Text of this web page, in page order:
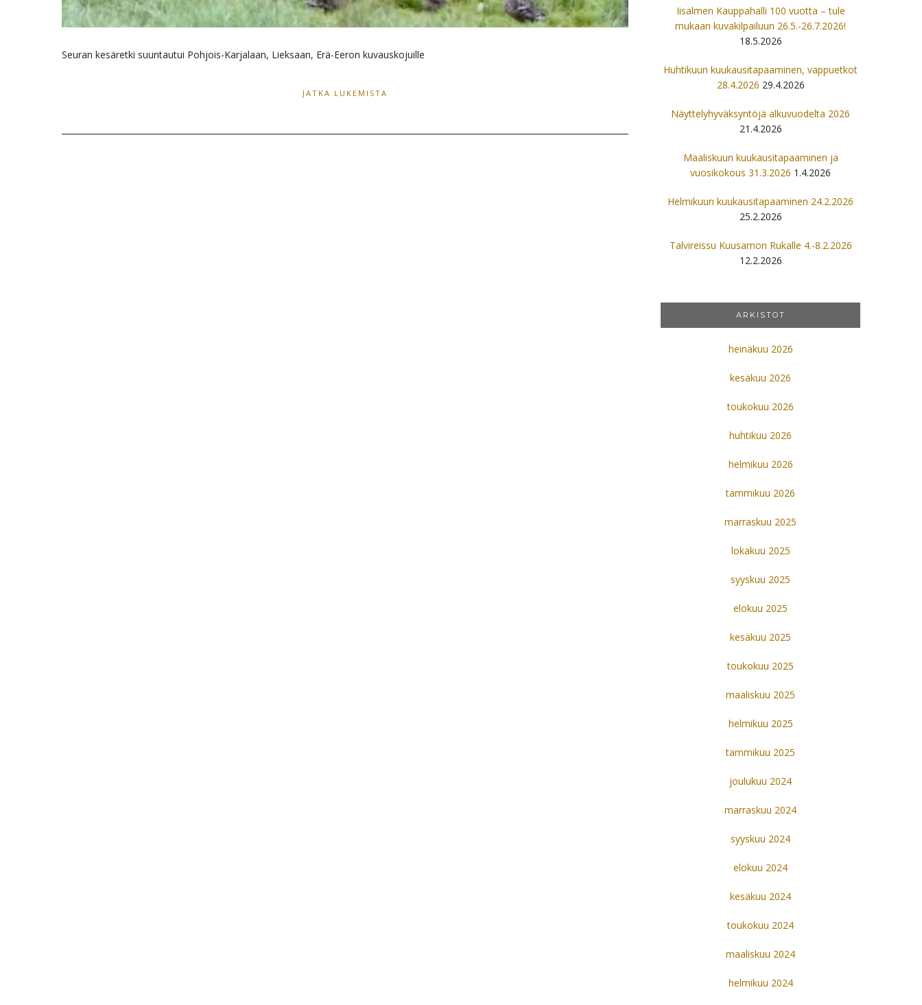
Seuran kesäretki suuntautui Pohjois-Karjalaan, Lieksaan, Erä-Eeron kuvauskojuille
JATKA LUKEMISTA
Iisalmen Kauppahalli 100 vuotta – tule
mukaan kuvakilpailuun 26.5.-26.7.2026!
18.5.2026
Huhtikuun kuukausitapaaminen, vappuetkot
28.4.2026 29.4.2026
Näyttelyhyväksyntöjä alkuvuodelta 2026
21.4.2026
Maaliskuun kuukausitapaaminen ja
vuosikokous 31.3.2026 1.4.2026
Helmikuun kuukausitapaaminen 24.2.2026
25.2.2026
Talvireissu Kuusamon Rukalle 4.-8.2.2026
12.2.2026
ARKISTOT
heinäkuu 2026
kesäkuu 2026
toukokuu 2026
huhtikuu 2026
helmikuu 2026
tammikuu 2026
marraskuu 2025
lokakuu 2025
syyskuu 2025
elokuu 2025
kesäkuu 2025
toukokuu 2025
maaliskuu 2025
helmikuu 2025
tammikuu 2025
joulukuu 2024
marraskuu 2024
syyskuu 2024
elokuu 2024
kesäkuu 2024
toukokuu 2024
maaliskuu 2024
helmikuu 2024